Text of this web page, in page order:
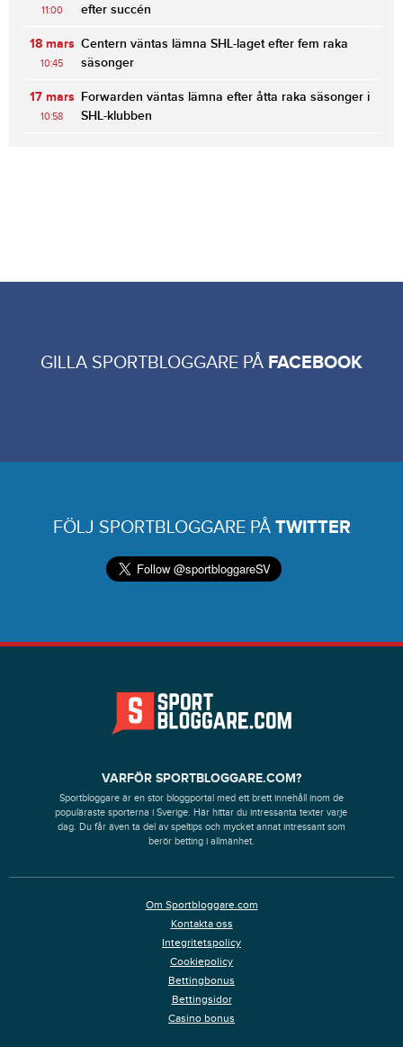
11:00
efter succén
18 mars
10:45
Centern väntas lämna SHL-laget efter fem raka
säsonger
17 mars
10:58
Forwarden väntas lämna efter åtta raka säsonger i
SHL-klubben
GILLA SPORTBLOGGARE PÅ FACEBOOK
FÖLJ SPORTBLOGGARE PÅ TWITTER
VARFÖR SPORTBLOGGARE.COM?
Sportbloggare är en stor bloggportal med ett brett innehåll inom de
populäraste sporterna i Sverige. Här hittar du intressanta texter varje
dag. Du får även ta del av speltips och mycket annat intressant som
berör betting i allmänhet.
Om Sportbloggare.com
Kontakta oss
Integritetspolicy
Cookiepolicy
Bettingbonus
Bettingsidor
Casino bonus